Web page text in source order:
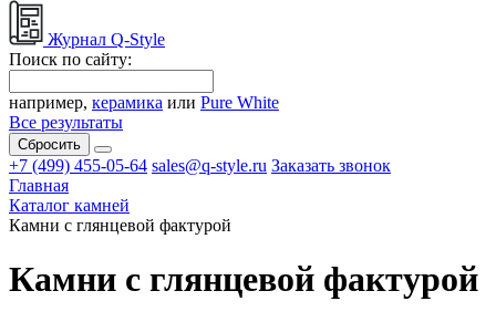
Журнал Q-Style
Поиск по сайту:
например, керамика или Pure White
Все результаты
Сбросить
+7 (499) 455-05-64 sales@q-style.ru Заказать звонок
Главная
Каталог камней
Камни с глянцевой фактурой
Камни с глянцевой фактурой